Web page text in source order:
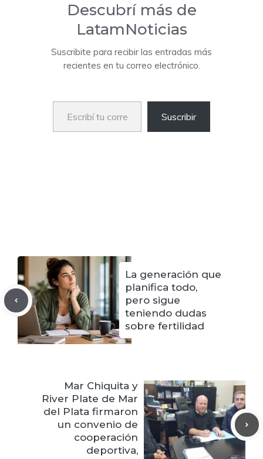
Descubrí más de
LatamNoticias
Suscribite para recibir las entradas más
recientes en tu correo electrónico.
Escribí tu correo electrónico…
Suscribir
La generación que
planifica todo,
pero sigue
teniendo dudas
sobre fertilidad
Mar Chiquita y
River Plate de Mar
del Plata firmaron
un convenio de
cooperación
deportiva,